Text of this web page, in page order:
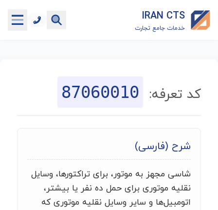
IRAN CTS
خدمات جامع تجارت
جستجوگر تعرفه گمرکی
ماشین حساب گمرکی
خدمات رایگان دیگر
کد تعرفه: 87060010
شرح (فارسی)
شاسی مجهز به موتور، برای تراکتورها، وسایل
نقلیه موتوری برای حمل ده نفر یا بیشتر،
اتومبیل‌ها و سایر وسایل نقلیه موتوری که